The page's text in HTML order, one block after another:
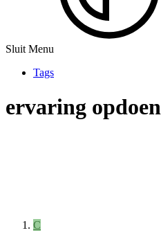
Sluit Menu
Tags
ervaring opdoen
C